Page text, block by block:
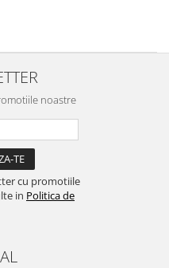
noastre
cu promotiile
in Politica de